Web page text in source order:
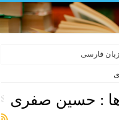
فارسی
: حسین صفری